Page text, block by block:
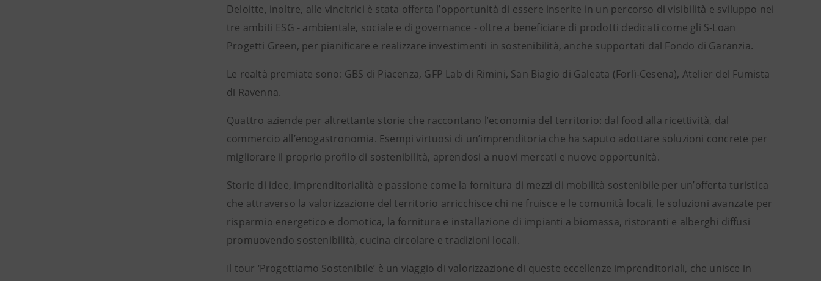
Deloitte, inoltre, alle vincitrici è stata offerta l’opportunità di essere inserite in un percorso di visibilità e sviluppo nei
tre ambiti ESG - ambientale, sociale e di governance - oltre a beneficiare di prodotti dedicati come gli S-Loan
Progetti Green, per pianificare e realizzare investimenti in sostenibilità, anche supportati dal Fondo di Garanzia.
Le realtà premiate sono: GBS di Piacenza, GFP Lab di Rimini, San Biagio di Galeata (Forlì-Cesena), Atelier del Fumista
di Ravenna.
Quattro aziende per altrettante storie che raccontano l’economia del territorio: dal food alla ricettività, dal
commercio all’enogastronomia. Esempi virtuosi di un’imprenditoria che ha saputo adottare soluzioni concrete per
migliorare il proprio profilo di sostenibilità, aprendosi a nuovi mercati e nuove opportunità.
Storie di idee, imprenditorialità e passione come la fornitura di mezzi di mobilità sostenibile per un’offerta turistica
che attraverso la valorizzazione del territorio arricchisce chi ne fruisce e le comunità locali, le soluzioni avanzate per
risparmio energetico e domotica, la fornitura e installazione di impianti a biomassa, ristoranti e alberghi diffusi
promuovendo sostenibilità, cucina circolare e tradizioni locali.
Il tour ‘Progettiamo Sostenibile’ è un viaggio di valorizzazione di queste eccellenze imprenditoriali, che unisce in